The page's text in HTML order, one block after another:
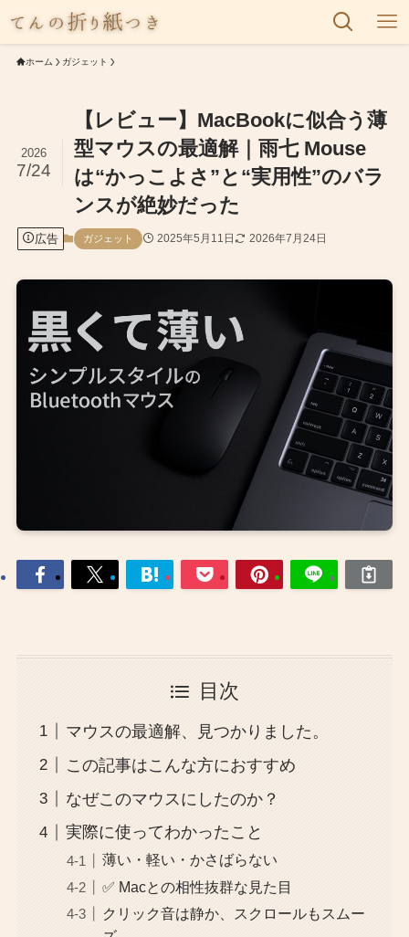
ホーム ガジェット
【レビュー】MacBookに似合う薄
型マウスの最適解｜雨七 Mouse
は“かっこよさ”と“実用性”のバラ
ンスが絶妙だった
2026
7/24
広告 ガジェット 2025年5月11日 2026年7月24日
目次
マウスの最適解、見つかりました。
この記事はこんな方におすすめ
なぜこのマウスにしたのか？
実際に使ってわかったこと
薄い・軽い・かさばらない
✅ Macとの相性抜群な見た目
クリック音は静か、スクロールもスムー